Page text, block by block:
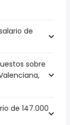
de
sobre
de 147.000